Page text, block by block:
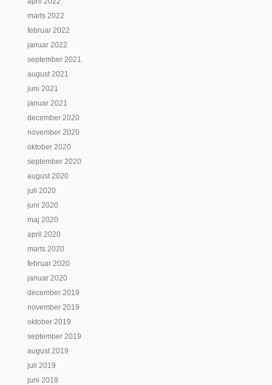
marts 2022
februar 2022
januar 2022
september 2021
august 2021
juni 2021
januar 2021
december 2020
november 2020
oktober 2020
september 2020
august 2020
juli 2020
juni 2020
maj 2020
april 2020
marts 2020
februar 2020
januar 2020
december 2019
november 2019
oktober 2019
september 2019
august 2019
juli 2019
juni 2019